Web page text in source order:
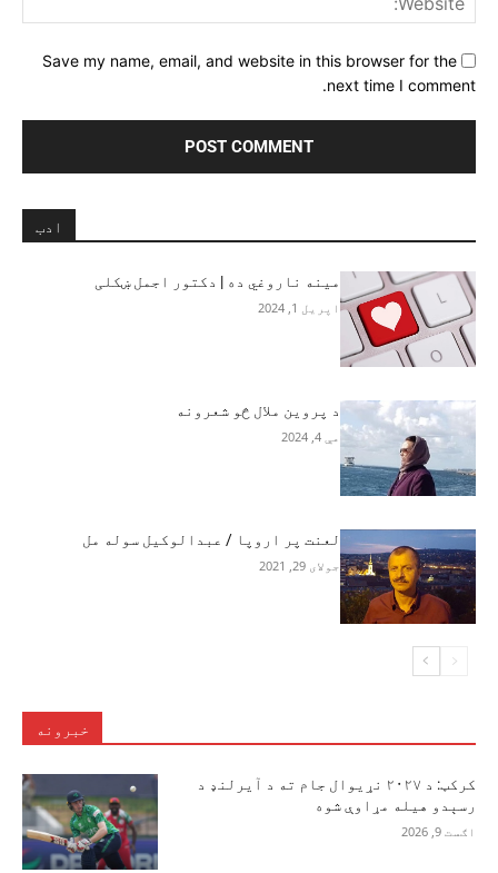
Save my name, email, and website in this browser for the
next time I comment.
ادب
مينه ناروغي ده | دکتور اجمل ښکلی
اپریل 1, 2024
د پروین ملال څو شعرونه
مې 4, 2024
لعنت پر اروپا / عبدالوکیل سوله مل
جولای 29, 2021
خبرونه
کرکټ: د ۲۰۲۷ نړیوال جام ته د آیرلنډ د
رسېدو هیله مړاوې شوه
اګست 9, 2026